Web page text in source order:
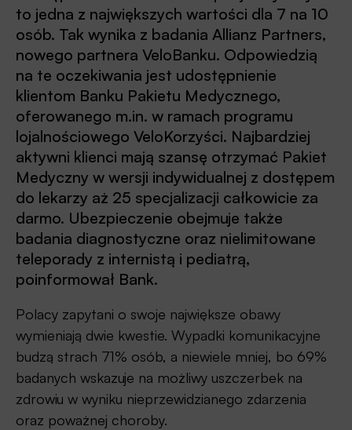
to jedna z największych wartości dla 7 na 10
osób. Tak wynika z badania Allianz Partners,
nowego partnera VeloBanku. Odpowiedzią
na te oczekiwania jest udostępnienie
klientom Banku Pakietu Medycznego,
oferowanego m.in. w ramach programu
lojalnościowego VeloKorzyści. Najbardziej
aktywni klienci mają szansę otrzymać Pakiet
Medyczny w wersji indywidualnej z dostępem
do lekarzy aż 25 specjalizacji całkowicie za
darmo. Ubezpieczenie obejmuje także
badania diagnostyczne oraz nielimitowane
teleporady z internistą i pediatrą,
poinformował Bank.
Polacy zapytani o swoje największe obawy
wymieniają dwie kwestie. Wypadki komunikacyjne
budzą strach 71% osób, a niewiele mniej, bo 69%
badanych wskazuje na możliwy uszczerbek na
zdrowiu w wyniku nieprzewidzianego zdarzenia
oraz poważnej choroby.